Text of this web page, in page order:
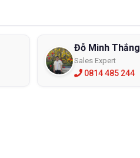
Đỗ Minh Thắng
Sales Expert
0814 485 244